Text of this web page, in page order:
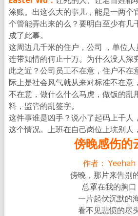
涂账。出这么大的事儿， 能是一两个
个管能弄出来的么？要明白至少有几
成了此事。
这周边几千米的住户，公司 ，单位
连带知情的何止十万。 为什么没人深
此之近？公司员工不在意， 住户不在
际上是社会风气就从来对标准不在意，
不在意，做什么什么马虎，做饭的乱
料，监管的乱签字。
这件事谁是凶手？说小了起码上千人
这个情况。 上班在自己岗位上坑别人
傍晚感伤的
作者： Yeehah
傍晚，那片来告别
总罩在我的胸口
一片起伏沉默的
看不见悲愤的尽